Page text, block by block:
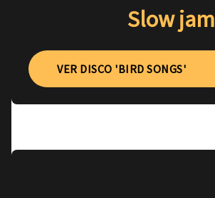
Slow jam
VER DISCO 'BIRD SONGS'